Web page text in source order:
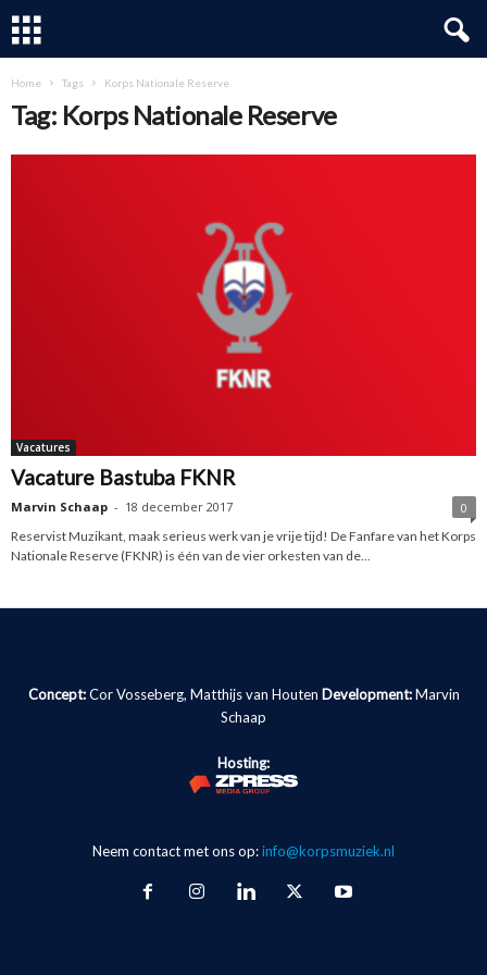
Home Tags Korps Nationale Reserve
Tag: Korps Nationale Reserve
Vacatures
Vacature Bastuba FKNR
Marvin Schaap - 18 december 2017
0
Reservist Muzikant, maak serieus werk van je vrije tijd! De Fanfare van het Korps
Nationale Reserve (FKNR) is één van de vier orkesten van de...
Concept:Cor Vosseberg, Matthijs van Houten Development: Marvin
Schaap
Hosting:
Neem contact met ons op:info@korpsmuziek.nl